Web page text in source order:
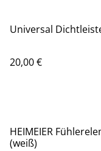
Universal
20,00 €
HEIMEIER
(weiß)